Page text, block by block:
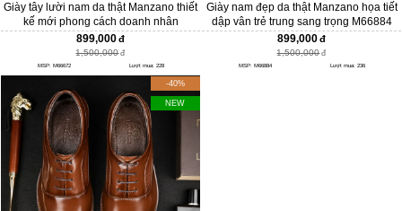
Giày tây lười nam da thật Manzano thiết
kế mới phong cách doanh nhân
M66672
899,000
1,500,000
MSP: M66672 Lượt mua: 228
Giày nam đẹp da thật Manzano họa tiết
dập vân trẻ trung sang trọng M66884
899,000
1,500,000
MSP: M66884 Lượt mua: 236
-40%
NEW